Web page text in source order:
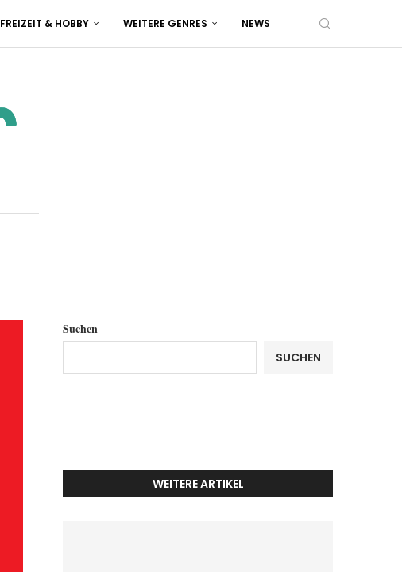
FREIZEIT & HOBBY WEITERE GENRES NEWS
Suchen
SUCHEN
WEITERE ARTIKEL